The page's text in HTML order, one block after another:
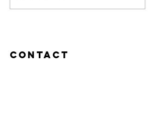
passage
Contact